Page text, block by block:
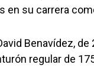
en su carrera
Benavídez, de
regular de